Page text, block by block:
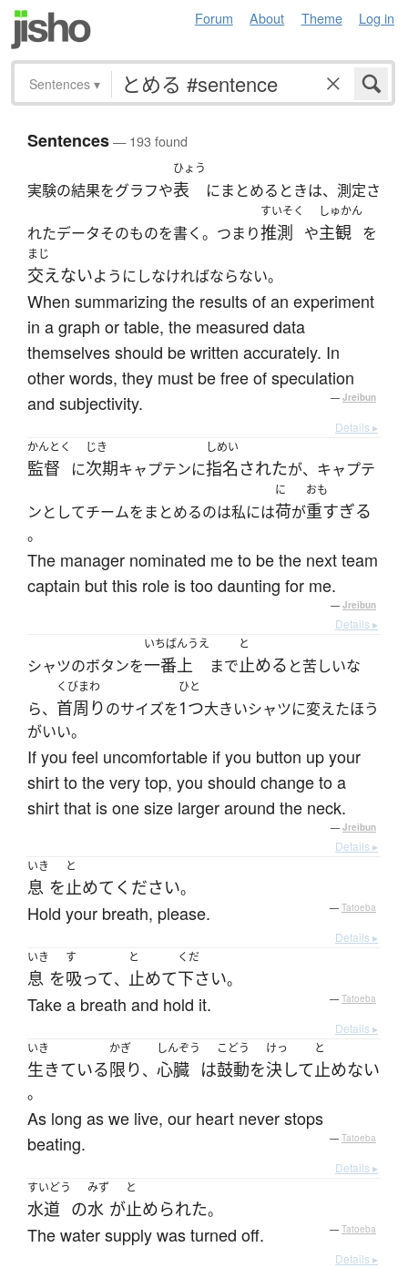
Forum About Theme Log in
Sentences ▾
Sentences— 193 found
実験の結果をグラフや
ひょう
表 にまとめるときは、測定さ
れたデータそのものを書く。つまり
すいそく
推測 や
しゅかん
主観 を
まじ
交えないようにしなければならない。
When summarizing the results of an experiment
in a graph or table, the measured data
themselves should be written accurately. In
other words, they must be free of speculation
and subjectivity.
— Jreibun
Details ▸
かんとく
監督 に
じき
次期キャプテンに
しめい
指名されたが、キャプテ
ンとしてチームをまとめるのは私には
に
荷が
おも
重すぎる
。
The manager nominated me to be the next team
captain but this role is too daunting for me.
— Jreibun
Details ▸
シャツのボタンを
いちばんうえ
一番上 まで
と
止める と苦しいな
ら、
くびまわ
首周りのサイズを
ひと
1つ大きいシャツに変えたほう
がいい。
If you feel uncomfortable if you button up your
shirt to the very top, you should change to a
shirt that is one size larger around the neck.
— Jreibun
Details ▸
いき
息 を
と
止めて ください。
Hold your breath, please. — Tatoeba
Details ▸
いき
息 を
す
吸って、
と
止めて
くだ
下さい。
Take a breath and hold it. — Tatoeba
Details ▸
いき
生きている
かぎ
限り、
しんぞう
心臓 は
こどう
鼓動を
けっ
決して
と
止めない
。
As long as we live, our heart never stops
beating.
— Tatoeba
Details ▸
すいどう
水道 の
みず
水 が
と
止められた。
The water supply was turned off. — Tatoeba
Details ▸